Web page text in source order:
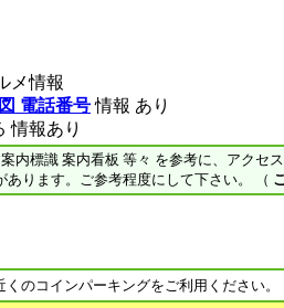
メ情報
電話番号情報 あり
情報あり
内標識 案内看板 等々 を参考に、アクセ
あります。ご参考程度にして下さい。 （
のコインパーキングをご利用ください。